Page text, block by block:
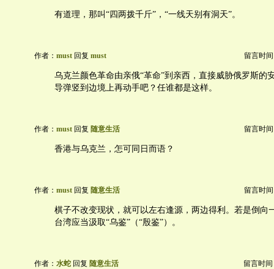
有道理，那叫“四两拨千斤”，“一线天别有洞天”。
作者： must 回复 must 留言时间
乌克兰颜色革命由亲俄“革命”到亲西，直接威胁俄罗斯的
导弹竖到边境上再动手吧？任谁都是这样。
作者： must 回复 随意生活 留言时间
香港与乌克兰，怎可同日而语？
作者： must 回复 随意生活 留言时间
棋子不改变现状，就可以左右逢源，两边得利。若是倒向
台湾应当汲取“乌鉴”（“殷鉴”）。
作者： 水蛇 回复 随意生活 留言时间